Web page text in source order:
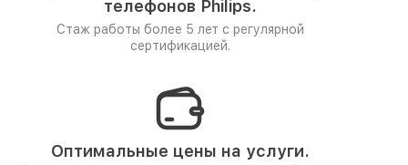
телефонов Philips.
Стаж работы более 5 лет с регулярной
сертификацией.
Оптимальные цены на услуги.